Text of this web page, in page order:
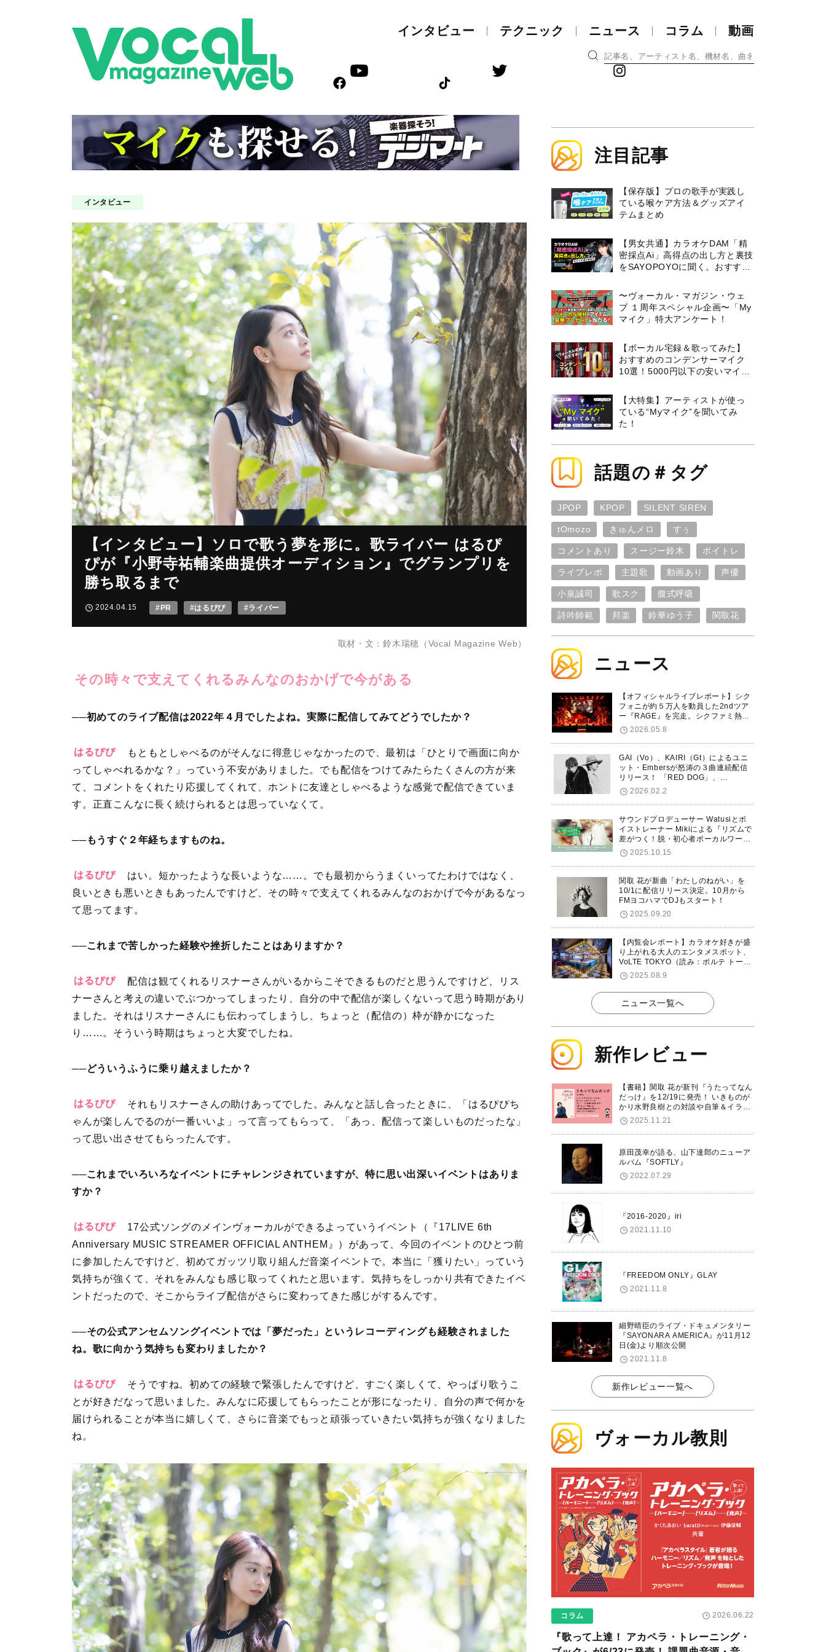
インタビュー テクニック ニュース コラム 動画
インタビュー
【インタビュー】ソロで歌う夢を形に。歌ライバー はるぴ
ぴが『小野寺祐輔楽曲提供オーディション』でグランプリを
勝ち取るまで
2024.04.15 #PR #はるぴぴ #ライバー
取材・文：鈴木瑞穂（Vocal Magazine Web）
その時々で支えてくれるみんなのおかげで今がある
──初めてのライブ配信は2022年４月でしたよね。実際に配信してみてどうでしたか？
はるぴぴ
もともとしゃべるのがそんなに得意じゃなかったので、最初は「ひとりで画面に向か
ってしゃべれるかな？」っていう不安がありました。でも配信をつけてみたらたくさんの方が来
て、コメントをくれたり応援してくれて、ホントに友達としゃべるような感覚で配信できていま
す。正直こんなに長く続けられるとは思っていなくて。
──もうすぐ２年経ちますものね。
はるぴぴ
はい。短かったような長いような……。でも最初からうまくいってたわけではなく、
良いときも悪いときもあったんですけど、その時々で支えてくれるみんなのおかげで今があるなっ
て思ってます。
──これまで苦しかった経験や挫折したことはありますか？
はるぴぴ
配信は観てくれるリスナーさんがいるからこそできるものだと思うんですけど、リス
ナーさんと考えの違いでぶつかってしまったり、自分の中で配信が楽しくないって思う時期があり
ました。それはリスナーさんにも伝わってしまうし、ちょっと（配信の）枠が静かになった
り……。そういう時期はちょっと大変でしたね。
──どういうふうに乗り越えましたか？
はるぴぴ
それもリスナーさんの助けあってでした。みんなと話し合ったときに、「はるぴぴち
ゃんが楽しんでるのが一番いいよ」って言ってもらって、「あっ、配信って楽しいものだったな」
って思い出させてもらったんです。
──これまでいろいろなイベントにチャレンジされていますが、特に思い出深いイベントはありま
すか？
はるぴぴ
17公式ソングのメインヴォーカルができるよっていうイベント（『17LIVE 6th
Anniversary MUSIC STREAMER OFFICIAL ANTHEM』）があって、今回のイベントのひとつ前
に参加したんですけど、初めてガッツリ取り組んだ音楽イベントで。本当に「獲りたい」っていう
気持ちが強くて、それをみんなも感じ取ってくれたと思います。気持ちをしっかり共有できたイベ
ントだったので、そこからライブ配信がさらに変わってきた感じがするんです。
──その公式アンセムソングイベントでは「夢だった」というレコーディングも経験されました
ね。歌に向かう気持ちも変わりましたか？
はるぴぴ
そうですね。初めての経験で緊張したんですけど、すごく楽しくて、やっぱり歌うこ
とが好きだなって思いました。みんなに応援してもらったことが形になったり、自分の声で何かを
届けられることが本当に嬉しくて、さらに音楽でもっと頑張っていきたい気持ちが強くなりました
ね。
注目記事
【保存版】プロの歌手が実践し
ている喉ケア⽅法＆グッズアイ
テムまとめ
【男女共通】カラオケDAM「精
密採点Ai」高得点の出し方と裏技
をSAYOPOYOに聞く。おすすめ
〜ヴォーカル・マガジン・ウェ
ブ １周年スペシャル企画〜「My
マイク」特大アンケート！
【ボーカル宅録＆歌ってみた】
おすすめのコンデンサーマイク
10選！5000円以下の安いマイク
【大特集】アーティストが使っ
ている“Myマイク”を聞いてみ
た！
話題の＃タグ
JPOP KPOP SILENT SIREN
tOmozo きゅんメロ すぅ
コメントあり スージー鈴木 ボイトレ
ライブレポ 主題歌 動画あり 声優
小泉誠司 歌スク 腹式呼吸
詩吟師範 邦楽 鈴華ゆう子 関取花
ニュース
【オフィシャルライブレポート】シク
フォニが約５万人を動員した2ndツア
ー『RAGE』を完走。シクファミ熱狂
のKアリーナ横浜ファイナル公演の模
様をお届け！
2026.05.8
GAI（Vo）、KAIRI（Gt）によるユニ
ット・Embersが怒涛の３曲連続配信
リリース！ 「RED DOG」、
「Untitled Hero」に続き、5thシング
ル「De-Marionette」のリリースを発
表！
2026.02.2
サウンドプロデューサー Watusiとボ
イストレーナー Mikiによる『リズムで
差がつく！脱・初心者ボーカルワーク
ショップ』が12/7に渋谷で開催！
2025.10.15
関取 花が新曲「わたしのねがい」を
10/1に配信リリース決定。10月から
FMヨコハマでDJもスタート！
2025.09.20
【内覧会レポート】カラオケ好きが盛
り上がれる大人のエンタメスポット、
VoLTE TOKYO（読み：ボルテ トーキ
ョー）が東京・品川に8/8グランドオ
ープン！
2025.08.9
ニュース一覧へ
新作レビュー
【書籍】関取 花が新刊『うたってなん
だっけ』を12/19に発売！ いきものが
かり水野良樹との対談や自筆＆イラス
トで綴る自分史も掲載。さらに自身の
誕生日12/18に渋谷で出版記念イベン
トを開催！
2025.11.21
原田茂幸が語る、山下達郎のニューア
ルバム『SOFTLY』
2022.07.29
『2016-2020』iri
2021.11.10
『FREEDOM ONLY』GLAY
2021.11.8
細野晴臣のライブ・ドキュメンタリー
『SAYONARA AMERICA』が11月12
日(金)より順次公開
2021.11.8
新作レビュー一覧へ
ヴォーカル教則
コラム 2026.06.22
『歌って上達！ アカペラ・トレーニング・